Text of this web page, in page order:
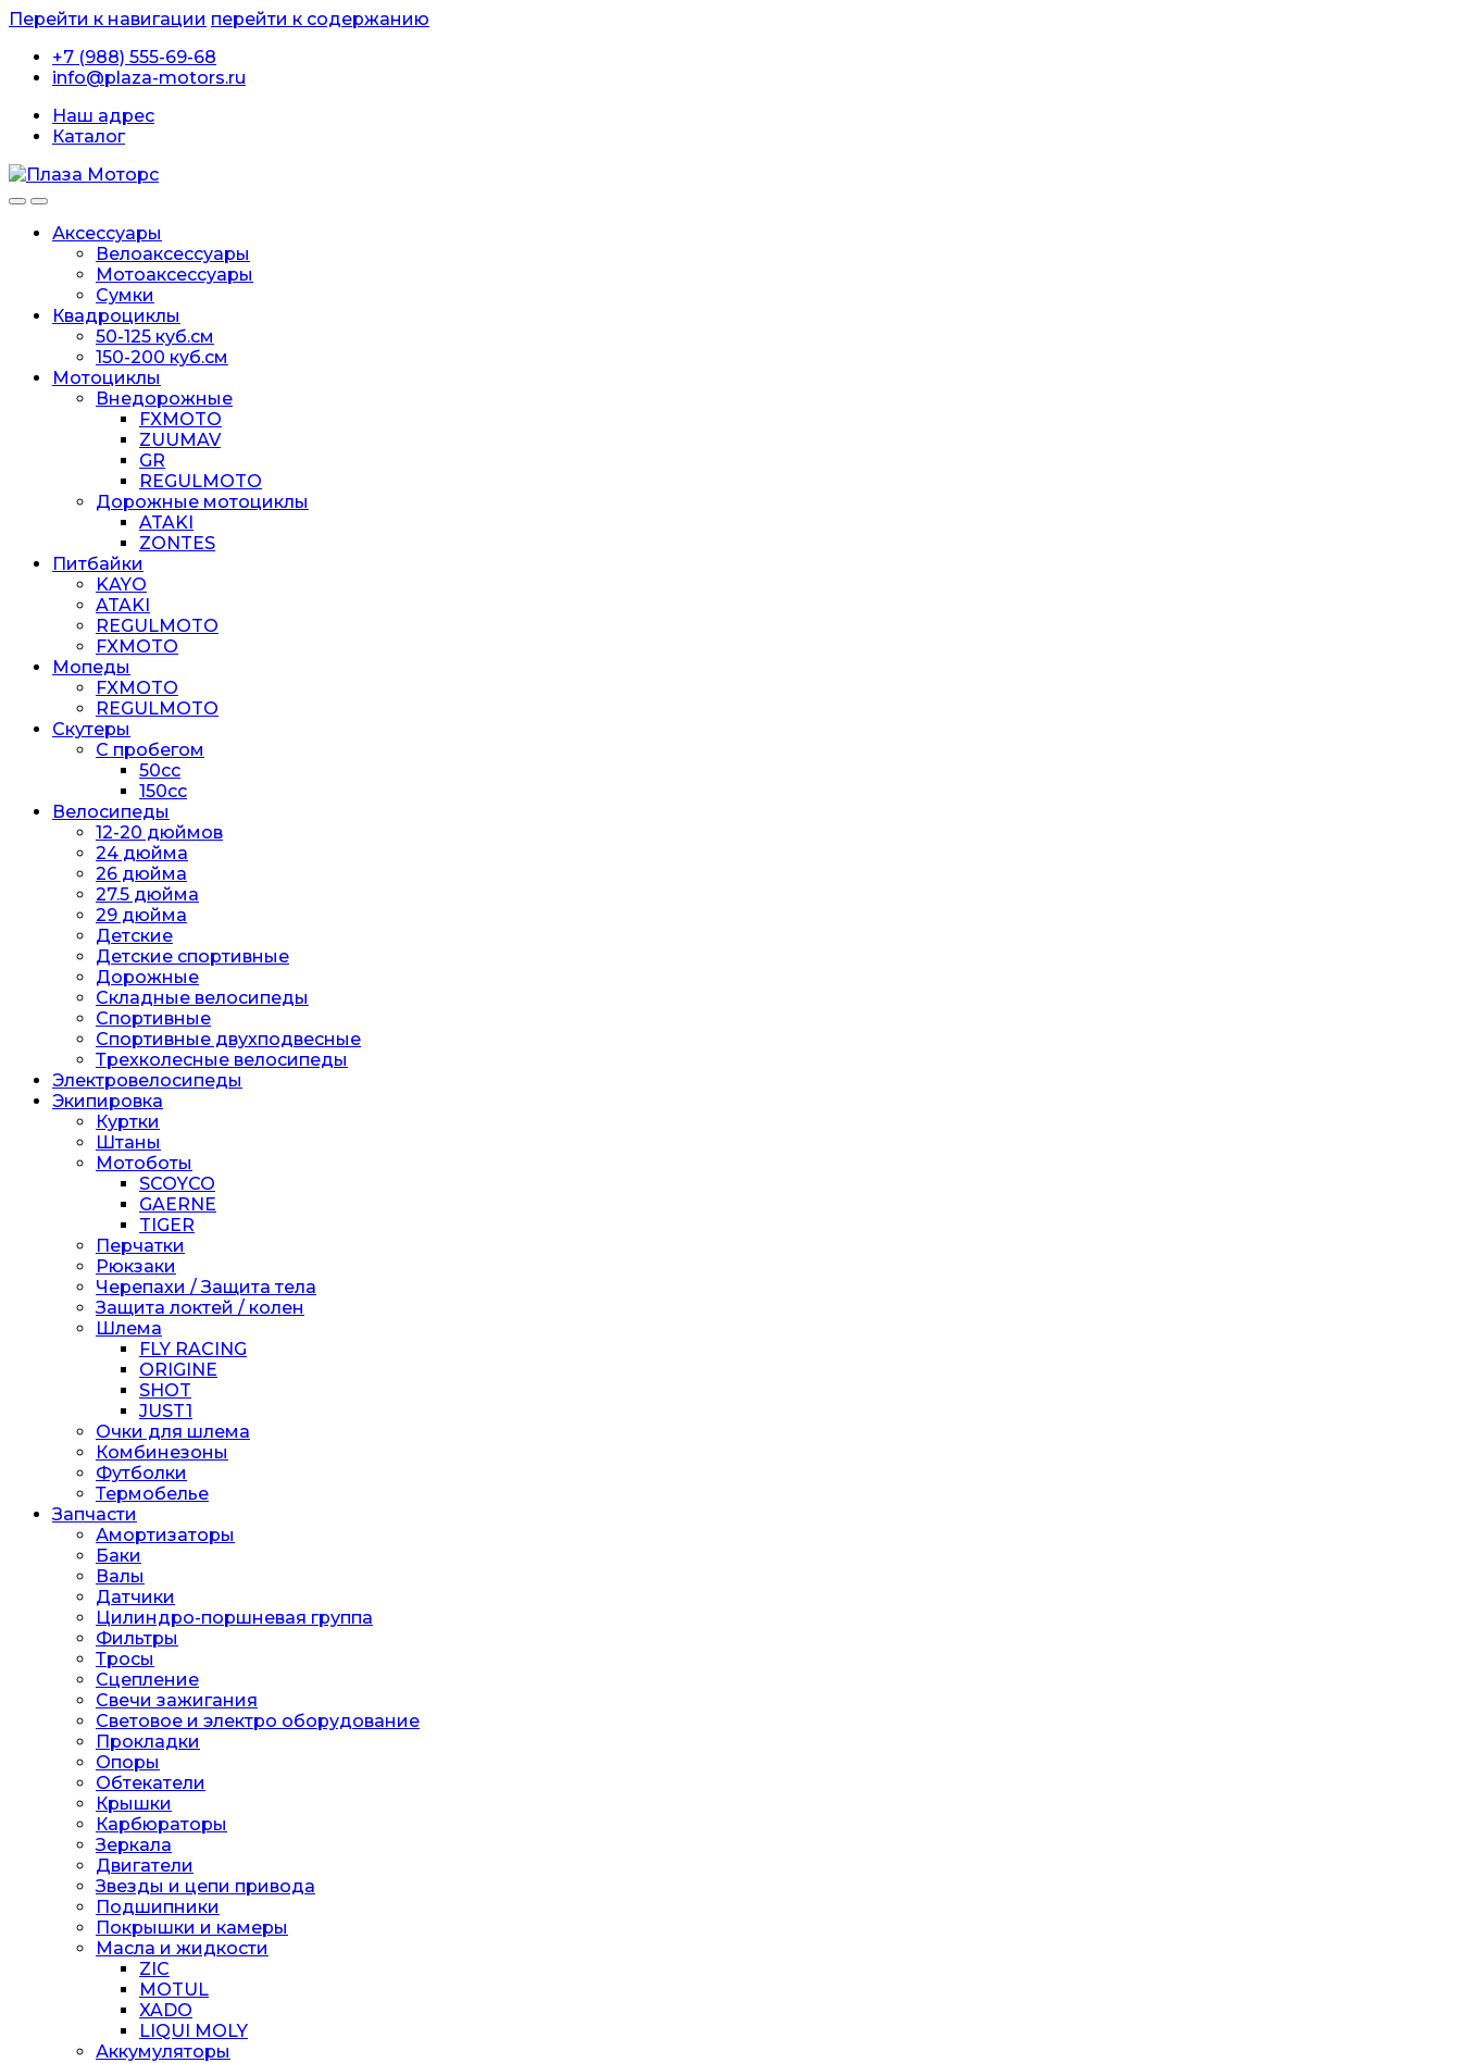
Перейти к навигации перейти к содержанию
+7 (988) 555-69-68
info@plaza-motors.ru
Наш адрес
Каталог
Аксессуары
Велоаксессуары
Мотоаксессуары
Сумки
Квадроциклы
50-125 куб.см
150-200 куб.см
Мотоциклы
Внедорожные
FXMOTO
ZUUMAV
GR
REGULMOTO
Дорожные мотоциклы
ATAKI
ZONTES
Питбайки
KAYO
ATAKI
REGULMOTO
FXMOTO
Мопеды
FXMOTO
REGULMOTO
Скутеры
С пробегом
50cc
150cc
Велосипеды
12-20 дюймов
24 дюйма
26 дюйма
27.5 дюйма
29 дюйма
Детские
Детские спортивные
Дорожные
Складные велосипеды
Спортивные
Спортивные двухподвесные
Трехколесные велосипеды
Электровелосипеды
Экипировка
Куртки
Штаны
Мотоботы
SCOYCO
GAERNE
TIGER
Перчатки
Рюкзаки
Черепахи / Защита тела
Защита локтей / колен
Шлема
FLY RACING
ORIGINE
SHOT
JUST1
Очки для шлема
Комбинезоны
Футболки
Термобелье
Запчасти
Амортизаторы
Баки
Валы
Датчики
Цилиндро-поршневая группа
Фильтры
Тросы
Сцепление
Свечи зажигания
Световое и электро оборудование
Прокладки
Опоры
Обтекатели
Крышки
Карбюраторы
Зеркала
Двигатели
Звезды и цепи привода
Подшипники
Покрышки и камеры
Масла и жидкости
ZIC
MOTUL
XADO
LIQUI MOLY
Аккумуляторы